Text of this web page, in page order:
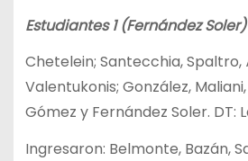
Estudiantes 1 (Fernández
Chetelein; Santecchia, Spaltro,
Valentukonis; González,
Gómez y Fernández Soler. DT:
Ingresaron: Belmonte, Bazán,